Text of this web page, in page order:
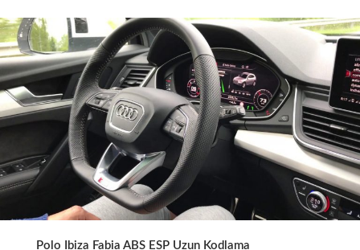
Kodları
Polo Ibiza Fabia ABS ESP Uzun Kodlama